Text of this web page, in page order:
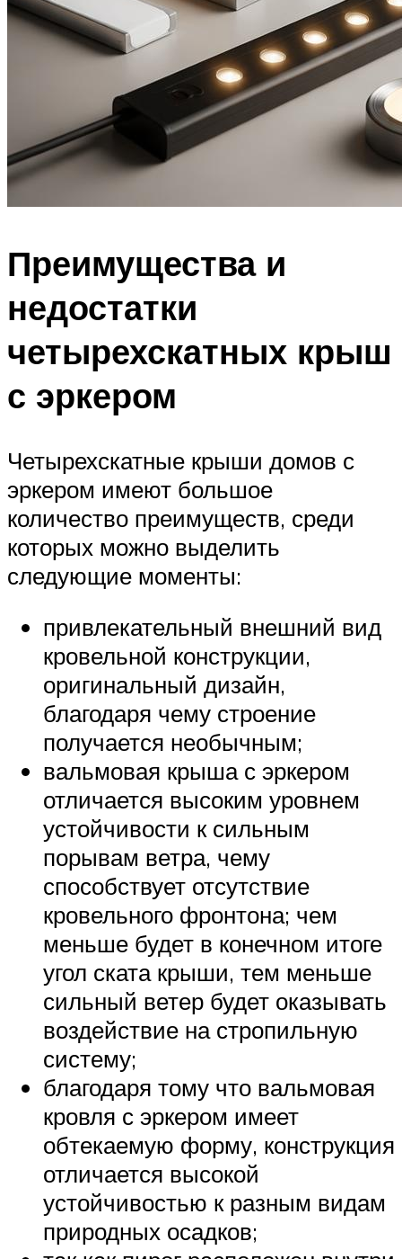
Преимущества и
недостатки
четырехскатных крыш
с эркером
Четырехскатные крыши домов с
эркером имеют большое
количество преимуществ, среди
которых можно выделить
следующие моменты:
привлекательный внешний вид
кровельной конструкции,
оригинальный дизайн,
благодаря чему строение
получается необычным;
вальмовая крыша с эркером
отличается высоким уровнем
устойчивости к сильным
порывам ветра, чему
способствует отсутствие
кровельного фронтона; чем
меньше будет в конечном итоге
угол ската крыши, тем меньше
сильный ветер будет оказывать
воздействие на стропильную
систему;
благодаря тому что вальмовая
кровля с эркером имеет
обтекаемую форму, конструкция
отличается высокой
устойчивостью к разным видам
природных осадков;